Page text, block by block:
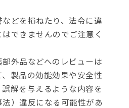
どを損ねたり、法令に違
できませんのでご注意く
外品などへのレビューは
製品の効能効果や安全性
解を与えるような内容を
）違反になる可能性があ